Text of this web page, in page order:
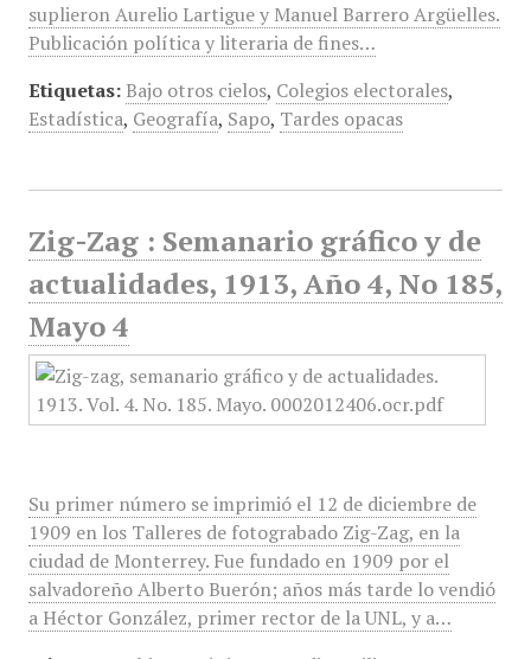
suplieron Aurelio Lartigue y Manuel Barrero Argüelles.
Publicación política y literaria de fines…
Etiquetas: Bajo otros cielos, Colegios electorales,
Estadística, Geografía, Sapo, Tardes opacas
Zig-Zag : Semanario gráfico y de
actualidades, 1913, Año 4, No 185,
Mayo 4
Su primer número se imprimió el 12 de diciembre de
1909 en los Talleres de fotograbado Zig-Zag, en la
ciudad de Monterrey. Fue fundado en 1909 por el
salvadoreño Alberto Buerón; años más tarde lo vendió
a Héctor González, primer rector de la UNL, y a…